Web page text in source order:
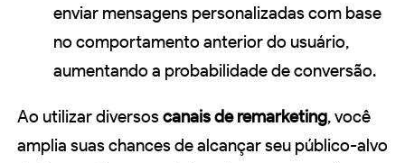
enviar mensagens personalizadas com base
no comportamento anterior do usuário,
aumentando a probabilidade de conversão.
Ao utilizar diversoscanais de remarketing, você
amplia suas chances de alcançar seu público-alvo